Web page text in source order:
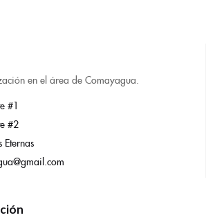
en el área de Comayagua.
#1
#2